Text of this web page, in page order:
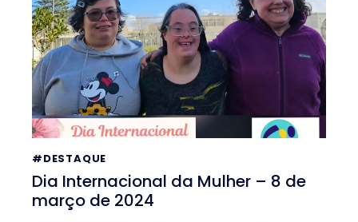
#DESTAQUE
Dia Internacional da Mulher – 8 de
março de 2024